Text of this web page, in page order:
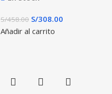
S/458.00 S/308.00
Añadir al carrito